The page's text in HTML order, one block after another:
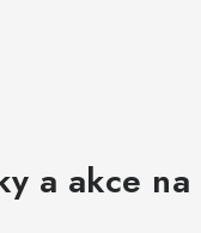
a akce na